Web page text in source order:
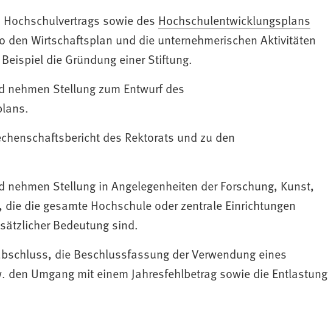
sowie des Hochschulentwicklungsplans
den Wirtschaftsplan und die unternehmerischen Aktivitäten
die Gründung einer Stiftung.
nehmen Stellung zum Entwurf des
des Rektorats und zu den
nehmen Stellung in Angelegenheiten der Forschung, Kunst,
die gesamte Hochschule oder zentrale Einrichtungen
Bedeutung sind.
die Beschlussfassung der Verwendung eines
den Umgang mit einem Jahresfehlbetrag sowie die Entlastung